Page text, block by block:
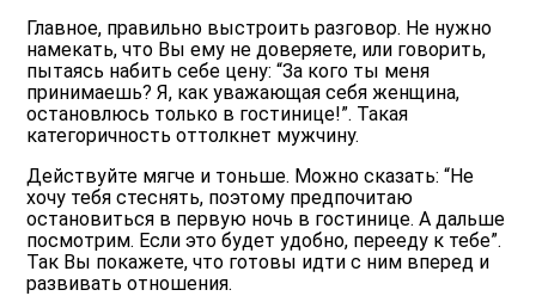
Главное, правильно выстроить разговор. Не нужно
намекать, что Вы ему не доверяете, или говорить,
пытаясь набить себе цену: “За кого ты меня
принимаешь? Я, как уважающая себя женщина,
остановлюсь только в гостинице!”. Такая
категоричность оттолкнет мужчину.
Действуйте мягче и тоньше. Можно сказать: “Не
хочу тебя стеснять, поэтому предпочитаю
остановиться в первую ночь в гостинице. А дальше
посмотрим. Если это будет удобно, перееду к тебе”.
Так Вы покажете, что готовы идти с ним вперед и
развивать отношения.